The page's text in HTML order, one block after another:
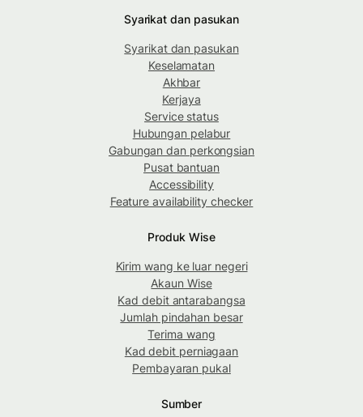
Syarikat dan pasukan
Syarikat dan pasukan
Keselamatan
Akhbar
Kerjaya
Service status
Hubungan pelabur
Gabungan dan perkongsian
Pusat bantuan
Accessibility
Feature availability checker
Produk Wise
Kirim wang ke luar negeri
Akaun Wise
Kad debit antarabangsa
Jumlah pindahan besar
Terima wang
Kad debit perniagaan
Pembayaran pukal
Sumber